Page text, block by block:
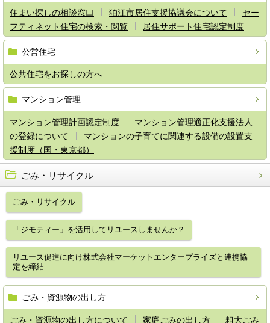
住まい探しの相談窓口 狛江市居住支援協議会について
セー
フティネット住宅の検索・閲覧
居住サポート住宅認定制度
公営住宅
公共住宅をお探しの方へ
マンション管理
マンション管理計画認定制度
マンション管理適正化支援法人
の登録について
マンションの子育てに関連する設備の設置支
援制度（国・東京都）
ごみ・リサイクル
ごみ・リサイクル
「ジモティー」を活用してリユースしませんか？
リユース促進に向け株式会社マーケットエンタープライズと連携協
定を締結
ごみ・資源物の出し方
ごみ・資源物の出し方について 家庭ごみの出し方 粗大ごみ